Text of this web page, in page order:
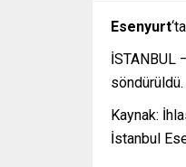
Esenyurt
İSTANBUL
söndürüldü.
Kaynak:
İstanbul